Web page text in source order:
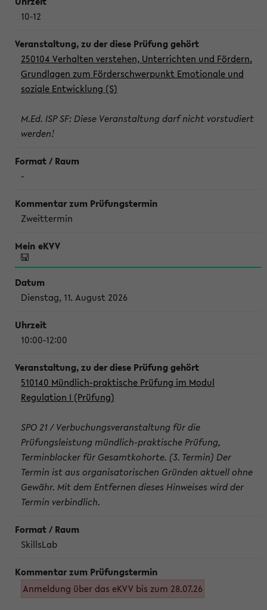
10-12
250104 Verhalten verstehen, Unterrichten und Fördern.
Grundlagen zum Förderschwerpunkt Emotionale und
soziale Entwicklung (S)
M.Ed. ISP SF: Diese Veranstaltung darf nicht vorstudiert
werden!
-
Zweittermin
Dienstag, 11. August 2026
10:00-12:00
510140 Mündlich-praktische Prüfung im Modul
Regulation I (Prüfung)
SPO 21 / Verbuchungsveranstaltung für die
Prüfungsleistung mündlich-praktische Prüfung,
Terminblocker für Gesamtkohorte. (3. Termin) Der
Termin ist aus organisatorischen Gründen aktuell ohne
Gewähr. Mit dem Entfernen dieses Hinweises wird der
Termin verbindlich.
SkillsLab
Anmeldung über das eKVV bis zum 28.07.26